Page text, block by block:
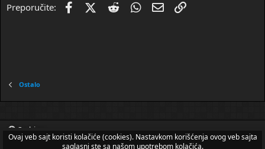
Preporučite: FacebookX (Twitter)
Reddit WhatsApp
Imejl
Ostalo
Serbian
Pravila i uslovi korišćenja
Privacy policy Pomoć Naslovna
Ovaj veb sajt koristi kolačiće (cookies). Nastavkom korišćenja ovog veb sajta
saglasni ste sa našom upotrebom kolačića.